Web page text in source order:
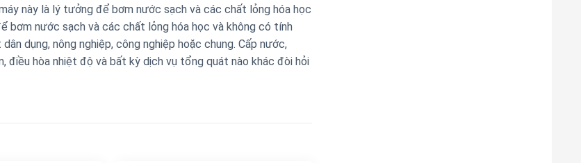
này là lý tưởng để bơm nước sạch và các chất lỏng hóa học
bơm nước sạch và các chất lỏng hóa học và không có tính
dụng, nông nghiệp, công nghiệp hoặc chung. Cấp nước,
điều hòa nhiệt độ và bất kỳ dịch vụ tổng quát nào khác đòi hỏi